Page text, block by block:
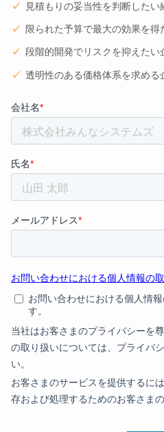
見積もりの妥当性を判断したい
限られた予算で最大の効果を得
段階的開発でリスクを抑えたい
透明性のある価格体系を求める